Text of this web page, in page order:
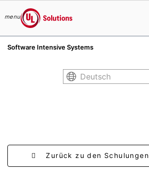
menu
UL Solutions
Software Intensive Systems
Deutsch
Zurück zu den Schulungen